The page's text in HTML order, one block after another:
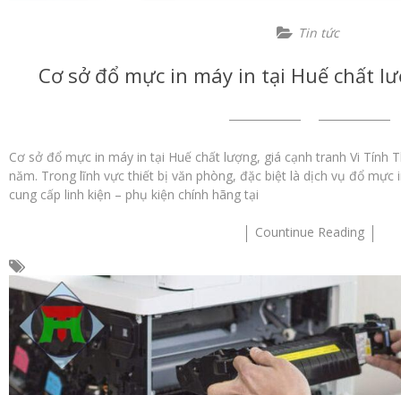
Tin tức
Cơ sở đổ mực in máy in tại Huế chất
Cơ sở đổ mực in máy in tại Huế chất lượng, giá cạnh tranh Vi Tính
năm. Trong lĩnh vực thiết bị văn phòng, đặc biệt là dịch vụ đổ
cung cấp linh kiện – phụ kiện chính hãng tại
Countinue Reading